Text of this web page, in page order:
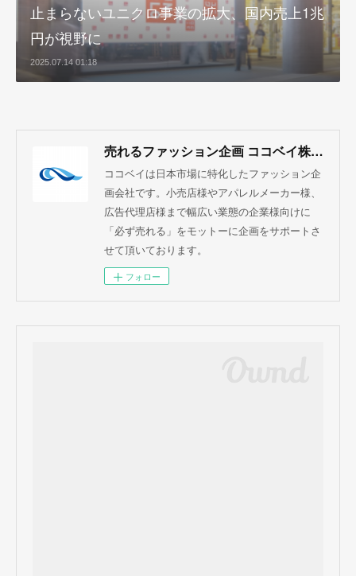
止まらないユニクロ事業の拡大、国内売上1兆
円が視野に
2025.07.14 01:18
売れるファッション企画 ココベイ株式会社
ココベイは日本市場に特化したファッション企
画会社です。小売店様やアパレルメーカー様、
広告代理店様まで幅広い業態の企業様向けに
「必ず売れる」をモットーに企画をサポートさ
せて頂いております。
フォロー